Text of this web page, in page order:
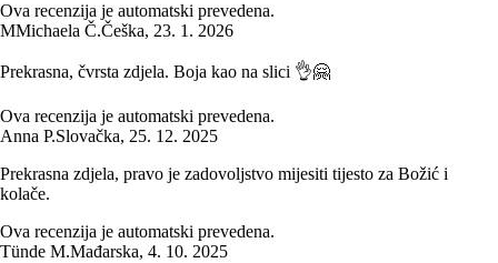
Ova recenzija je automatski prevedena.
MMichaela Č.Češka, 23. 1. 2026
Prekrasna, čvrsta zdjela. Boja kao na slici 👌🤗
Ova recenzija je automatski prevedena.
Anna P.Slovačka, 25. 12. 2025
Prekrasna zdjela, pravo je zadovoljstvo mijesiti tijesto za Božić i
kolače.
Ova recenzija je automatski prevedena.
Tünde M.Mađarska, 4. 10. 2025